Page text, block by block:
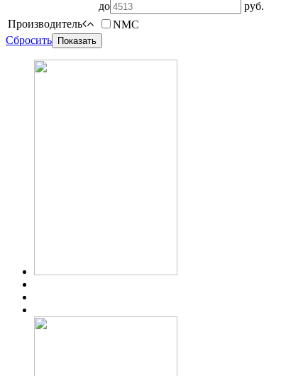
до
руб.
Производитель
NMC
Сбросить
Показать